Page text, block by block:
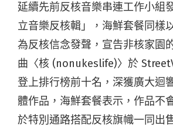
延續先前反核音樂串連工作小組
立音樂反核輯」，海鮮套餐同樣
為反核信念發聲，宣告非核家園
曲〈核 (nonukeslife)〉於
登上排行榜前十名，深獲廣大迴
體作品，海鮮套餐表示，作品不
於特別通路搭配反核旗幟一同出